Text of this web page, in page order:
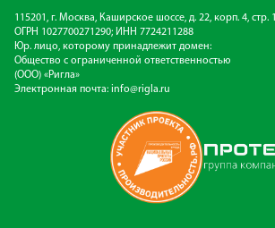
115201, г. Москва, Каширское шоссе, д. 22, корп. 4, стр. 1
ОГРН 1027700271290; ИНН 7724211288
Юр. лицо, которому принадлежит домен:
Общество с ограниченной ответственностью
(ООО) «Ригла»
Электронная почта: info@rigla.ru